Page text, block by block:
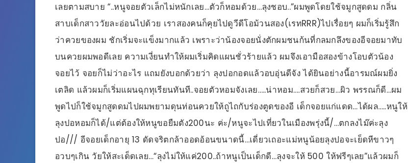
เลยตามสบาย “..หนูจอยตัวเล็กไม่หนักเลย…ตัวก็หอมด้วย…ลุงชอบ..”ผมพูดโดยใช้จมูกสูดดม กลิ่น
สาบเด็กสาววัยละอ่อนไปด้วย เราสองคนก็คุยไปดูวีดีโอม้วนสอง(เรทRRR)ไปเรื่อยๆ ผมก็เริ่มรู้สึก
ว่าควยของผม ชักเริ่มจะแข็งมากแล้ว เพราะว่าน้องจอยนั่งตักผมชนก้นที่กลมกลึงของอีจอยมาทับ
บนควยผมพอดีเลย ความเงี่ยนทำให้ผมเริ่มคิดแผนชั่วร้ายแล้ว ผมจึงเอามือสองข้างโอบตัวน้อง
จอยไว้ จอยก็ไม่ว่าอะไร แถมยังบอกด้วยว่า ลุงปอกอดแล้วอบอุ่นดีจัง ได้ยินอย่างนี้อารมณ์ผมยิ่ง
เตลิด แล้วผมก็เริ่มแผนฉุกทุเรียนทันที..จอยตัวหอมจังเลย…..น่าหอม….สวยก็สวย…ผิว พรรณก็ดี…ผม
พูดไปก็ใช้จมูกสูดดมไปผมพยามดุนท่อนควยให้ถูไถกับร่องตูดของอี เด็กจอยแก่แดด…ได้ผล…..หนูให้
ลุงปอหอมก็ได้/แต่ต้องให้หนูขอยืมตัง200นะ ค่ะ/หนูจะไปเที่ยวในเมืองพรุ่งนี้/…ตกลงไม๊ค่ะลุง
ปอ/// อีจอยเด็กอายุ 13 ดัดจริตกล้าออดอ้อนขนาดนี้…เดี่ยวเถอะแม่หนูน้อยลุงปอจะเย็ดหีขาวๆ
อวบๆเกิน วัยให้สะเด็ดเลย…“ลุงไม่ให้แค่200..ถ้าหนูเป็นเด็กดี…ลุงจะให้ 500 ให้ฟรีๆเลย”แล้วผมก็